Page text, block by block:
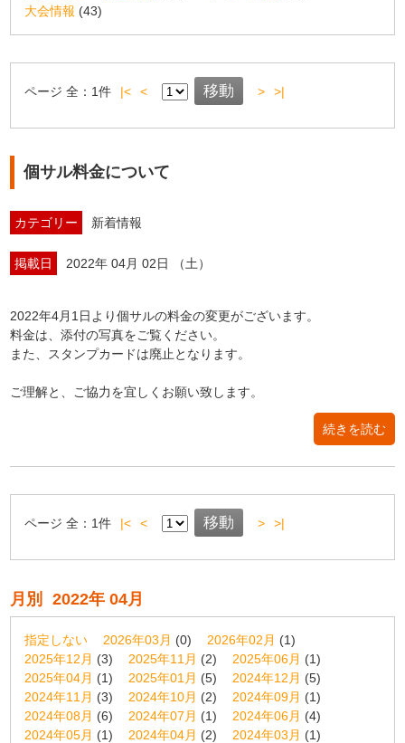
大会情報 (43)
ページ 全： 1件 |< < > >|
個サル料金について
カテゴリー 新着情報
掲載日 2022年 04月 02日 （土）
2022年4月1日より個サルの料金の変更がございます。
料金は、添付の写真をご覧ください。
また、スタンプカードは廃止となります。
ご理解と、ご協力を宜しくお願い致します。
続きを読む
ページ 全： 1件 |< < > >|
月別 2022年 04月
指定しない 2026年03月 (0) 2026年02月 (1)
2025年12月 (3) 2025年11月 (2) 2025年06月 (1)
2025年04月 (1) 2025年01月 (5) 2024年12月 (5)
2024年11月 (3) 2024年10月 (2) 2024年09月 (1)
2024年08月 (6) 2024年07月 (1) 2024年06月 (4)
2024年05月 (1) 2024年04月 (2) 2024年03月 (1)